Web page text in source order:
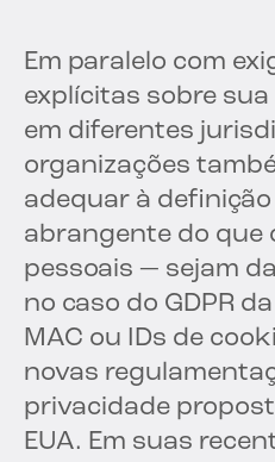
Em paralelo com
explícitas sobre
em diferentes
organizações
adequar à
abrangente do que
pessoais — sejam
no caso do GDPR
MAC ou IDs de
novas
privacidade
EUA. Em suas